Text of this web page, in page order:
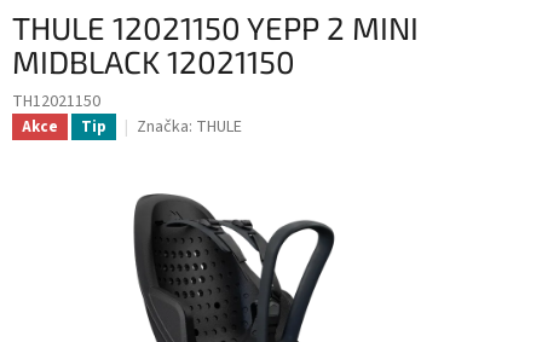
THULE 12021150 YEPP 2 MINI
MIDBLACK 12021150
TH12021150
Akce Tip Značka: THULE